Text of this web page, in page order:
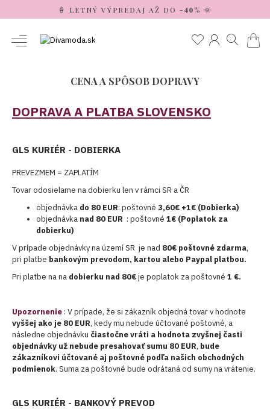
🍦 LETNÝ VÝPREDAJ AŽ DO -𝟒𝟎% 🌞
CENA A SPÔSOB DOPRAVY
DOPRAVA A PLATBA SLOVENSKO
GLS KURIÉR - DOBIERKA
PREVEZMEM = ZAPLATÍM
Tovar odosielame na dobierku len v rámci SR a ČR
objednávka do 80 EUR: poštovné 3,60€ +1€ (Dobierka)
objednávka nad 80 EUR : poštovné 1€ (Poplatok za
dobierku)
V prípade objednávky na území SR je nad 80€ poštovné zdarma,
pri platbe bankovým prevodom, kartou alebo Paypal platbou.
Pri platbe na na dobierku nad 80€je poplatok za poštovné 1 €.
Upozornenie : V prípade, že si zákazník objedná tovar v hodnote
vyššej ako je 80 EUR, kedy mu nebude účtované poštovné, a
následne objednávku čiastočne vráti a hodnota zvyšnej časti
objednávky už nebude presahovať sumu 80 EUR, bude
zákazníkovi účtované aj poštovné podľa našich obchodných
podmienok. Suma za poštovné bude odrátaná od sumy na vrátenie.
GLS KURIÉR - BANKOVÝ PREVOD